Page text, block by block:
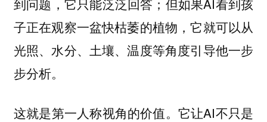
到问题，它只能泛泛回答；但如果AI看到孩
子正在观察一盆快枯萎的植物，它就可以从
光照、水分、土壤、温度等角度引导他一步
步分析。
这就是第一人称视角的价值。它让AI不只是